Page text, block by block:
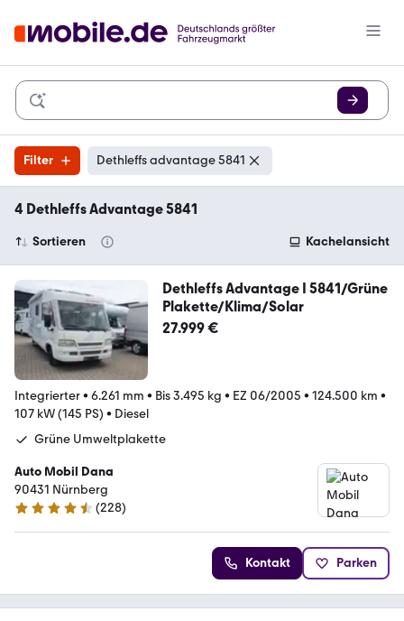
Filter Dethleffs advantage 5841
4 Dethleffs Advantage 5841
Sortieren Kachelansicht
Dethleffs Advantage I 5841/Grüne
Plakette/Klima/Solar
27.999 €
Integrierter• 6.261 mm • Bis 3.495 kg • EZ 06/2005 • 124.500 km •
107 kW (145 PS) • Diesel
Grüne Umweltplakette
Auto Mobil Dana
90431 Nürnberg
4.7 Sterne
(228)
Kontakt Parken